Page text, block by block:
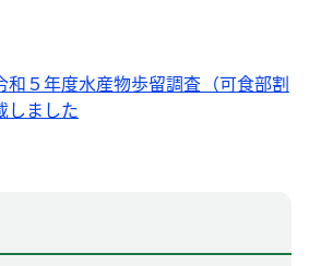
和５年度水産物歩留調査（可食部割
しました